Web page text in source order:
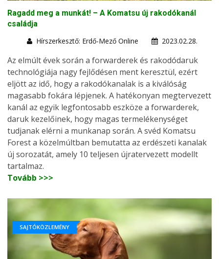
Ragadd meg a munkát! – A Komatsu új rakodókanál
családja
Hírszerkesztő: Erdő-Mező Online
2023.02.28.
Az elmúlt évek során a forwarderek és rakodódaruk
technológiája nagy fejlődésen ment keresztül, ezért
eljött az idő, hogy a rakodókanalak is a kiválóság
magasabb fokára lépjenek. A hatékonyan megtervezett
kanál az egyik legfontosabb eszköze a forwarderek,
daruk kezelőinek, hogy magas termelékenységet
tudjanak elérni a munkanap során. A svéd Komatsu
Forest a közelmúltban bemutatta az erdészeti kanalak
új sorozatát, amely 10 teljesen újratervezett modellt
tartalmaz.
Tovább >>>
SAJTÓKÖZLEMÉNY